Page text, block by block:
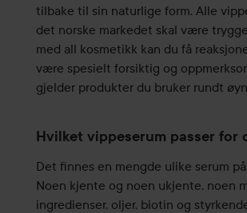
tilbake til sin naturlige form. Alle
det norske markedet skal være
med all kosmetikk kan du få
være spesielt forsiktig og
gjelder produkter du bruker rundt
Hvilket vippeserum passer for
Det finnes en mengde ulike serum
Noen kjente og noen ukjente, noen
ingredienser, oljer, biotin og